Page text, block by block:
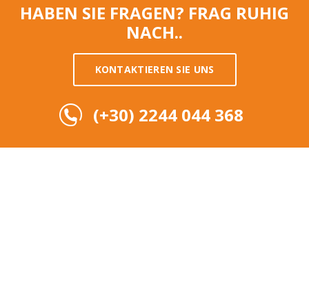
HABEN SIE FRAGEN? FRAG RUHIG
NACH..
KONTAKTIEREN SIE UNS
(+30) 2244 044 368